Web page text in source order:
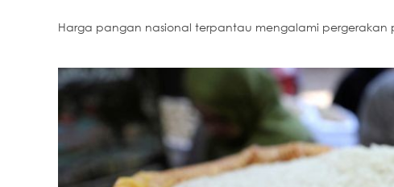
Harga pangan nasional terpantau mengalami pergerakan